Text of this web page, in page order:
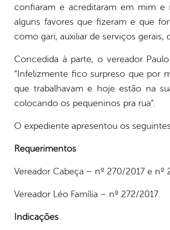
confiaram e acreditaram em mim
alguns favores que fizeram e que
como gari, auxiliar de serviços gerais,
Concedida à parte, o vereador
“Infelizmente fico surpreso que por
que trabalhavam e hoje estão na
colocando os pequeninos pra rua”.
O expediente apresentou os
Requerimentos
Vereador Cabeça – nº 270/2017 e nº
Vereador Léo Família – nº 272/2017.
Indicações